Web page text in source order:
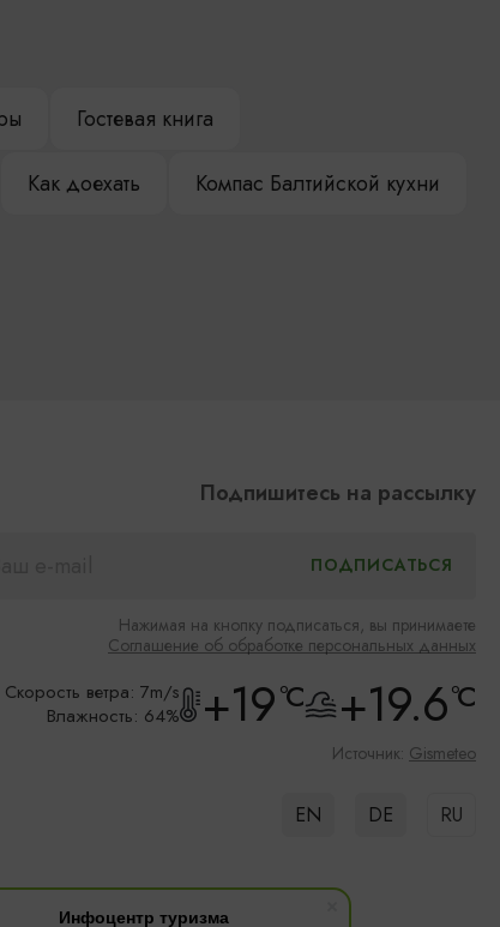
Инфоцентр туризма
Гостевая книга
Как доехать Компас Балтийской кухни
Подпишитесь на рассылку
Нажимая на кнопку подписаться, вы принимаете
Соглашение об обработке персональных данных
Скорость ветра: 7m/s
Влажность: 64%
+19°C +19.6°C
Источник: Gismeteo
EN DE RU